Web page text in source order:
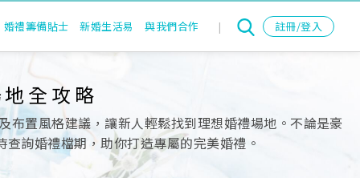
婚禮籌備貼士 新婚生活易 與我們合作 | 註冊/登入
全攻略
置風格建議，讓新人輕鬆找到理想婚禮場地。不論是豪
詢婚禮檔期，助你打造專屬的完美婚禮。